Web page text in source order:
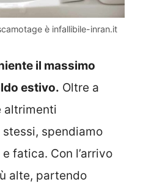
è infallibile-inran.it
il massimo
estivo. Oltre a
altrimenti
spendiamo
fatica. Con l’arrivo
alte, partendo